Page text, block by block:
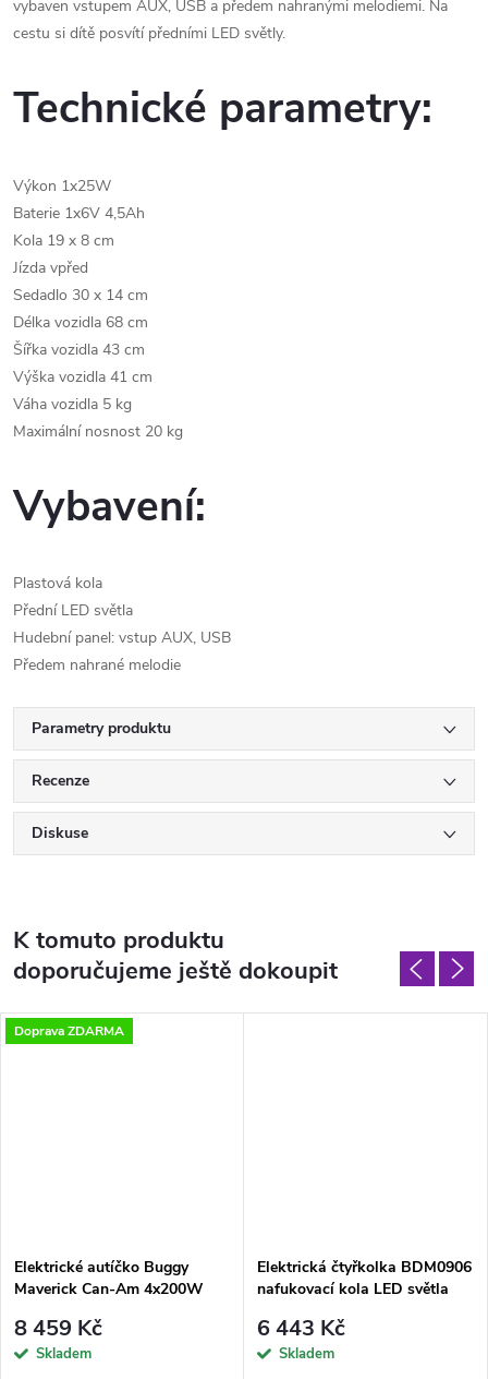
vybaven vstupem AUX, USB a předem nahranými melodiemi. Na
cestu si dítě posvítí předními LED světly.
Technické parametry:
Výkon 1x25W
Baterie 1x6V 4,5Ah
Kola 19 x 8 cm
Jízda vpřed
Sedadlo 30 x 14 cm
Délka vozidla 68 cm
Šířka vozidla 43 cm
Výška vozidla 41 cm
Váha vozidla 5 kg
Maximální nosnost 20 kg
Vybavení:
Plastová kola
Přední LED světla
Hudební panel: vstup AUX, USB
Předem nahrané melodie
Parametry produktu
Recenze
Diskuse
K tomuto produktu
doporučujeme ještě dokoupit
Doprava ZDARMA
Elektrické autíčko Buggy
Maverick Can-Am 4x200W
8 459 Kč
Skladem
Elektrická čtyřkolka BDM0906
nafukovací kola LED světla
6 443 Kč
Skladem